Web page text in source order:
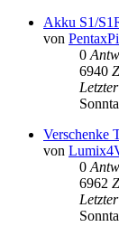
Akku S1/
von
0
6940
Verschenke
von
0
6962